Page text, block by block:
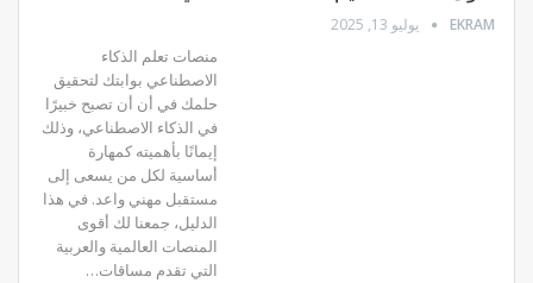
EKRAM يوليو 13, 2025
منصات تعلم الذكاء
الاصطناعي بوابتك لتحقيق
حلمك في أن أن تصبح خبيرًا
في الذكاء الاصطناعي، وذلك
إيمانًا بأهميته كمهارة
أساسية لكل من يسعى إلى
مستقبل مهني واعد. في هذا
الدليل، جمعنا لك أقوى
المنصات العالمية والعربية
التي تقدم مساقات…